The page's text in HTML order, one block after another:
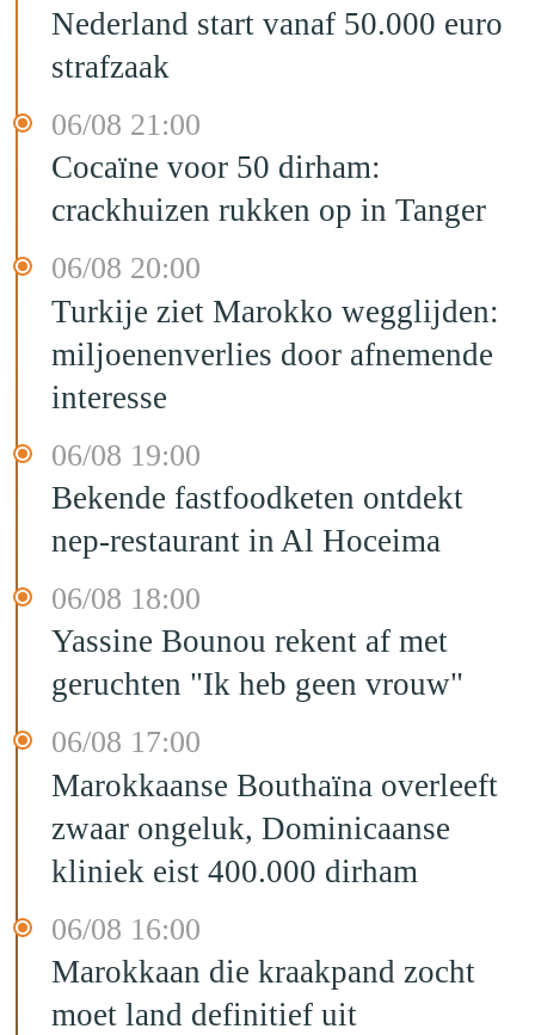
Nederland start vanaf 50.000 euro
strafzaak
06/08 21:00
Cocaïne voor 50 dirham:
crackhuizen rukken op in Tanger
06/08 20:00
Turkije ziet Marokko wegglijden:
miljoenenverlies door afnemende
interesse
06/08 19:00
Bekende fastfoodketen ontdekt
nep-restaurant in Al Hoceima
06/08 18:00
Yassine Bounou rekent af met
geruchten "Ik heb geen vrouw"
06/08 17:00
Marokkaanse Bouthaïna overleeft
zwaar ongeluk, Dominicaanse
kliniek eist 400.000 dirham
06/08 16:00
Marokkaan die kraakpand zocht
moet land definitief uit